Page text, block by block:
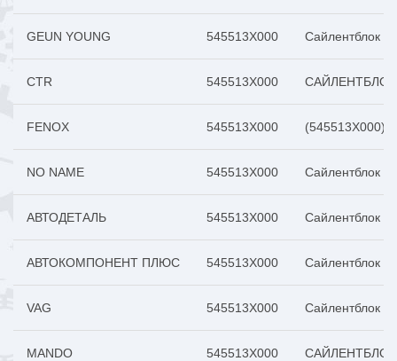
GEUN YOUNG 545513X000 Сайлентблок
CTR 545513X000 САЙЛЕНТБЛОК
FENOX 545513X000 (545513X000)
NO NAME 545513X000 Сайлентблок
АВТОДЕТАЛЬ 545513X000 Сайлентблок
АВТОКОМПОНЕНТ ПЛЮС 545513X000 Сайлентблок
VAG 545513X000 Сайлентблок
MANDO 545513X000